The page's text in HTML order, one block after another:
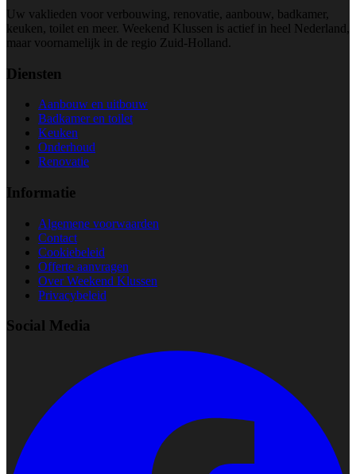
Uw vaklieden voor verbouwing, renovatie, aanbouw, badkamer,
keuken, toilet en meer. Weekend Klussen is actief in heel Nederland,
maar voornamelijk in de regio Zuid-Holland.
Diensten
Aanbouw en uitbouw
Badkamer en toilet
Keuken
Onderhoud
Renovatie
Informatie
Algemene voorwaarden
Contact
Cookiebeleid
Offerte aanvragen
Over Weekend Klussen
Privacybeleid
Social Media